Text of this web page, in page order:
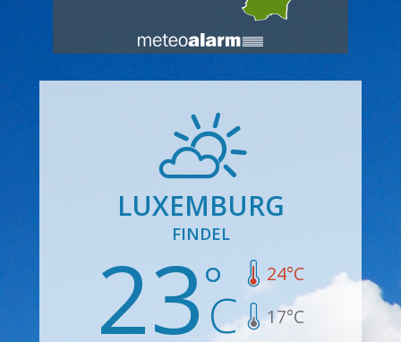
LUXEMBURG
FINDEL
23 24°C
17°C